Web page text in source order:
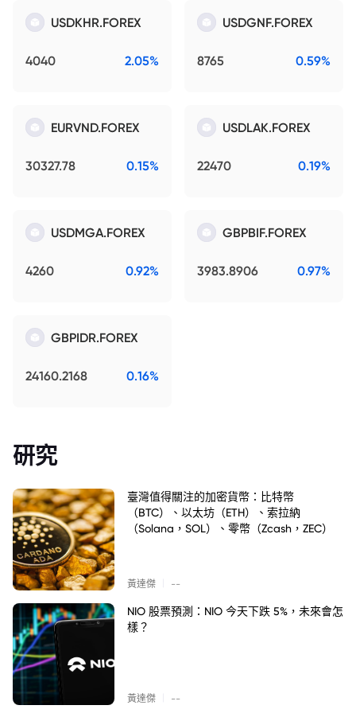
USDKHR.FOREX
4040 2.05%
USDGNF.FOREX
8765 0.59%
EURVND.FOREX
30327.78 0.15%
USDLAK.FOREX
22470 0.19%
USDMGA.FOREX
4260 0.92%
GBPBIF.FOREX
3983.8906 0.97%
GBPIDR.FOREX
24160.2168 0.16%
研究
臺灣值得關注的加密貨幣：比特幣
（BTC）、以太坊（ETH）、索拉納
（Solana，SOL）、零幣（Zcash，ZEC）
黃達傑 --
NIO 股票預測：NIO 今天下跌 5%，未來會怎
樣？
黃達傑 --